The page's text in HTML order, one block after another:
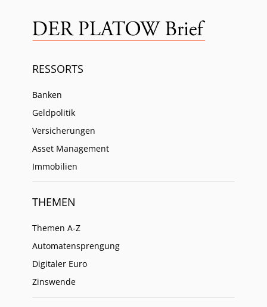
RESSORTS
Banken
Geldpolitik
Versicherungen
Asset Management
Immobilien
THEMEN
Themen A-Z
Automatensprengung
Digitaler Euro
Zinswende